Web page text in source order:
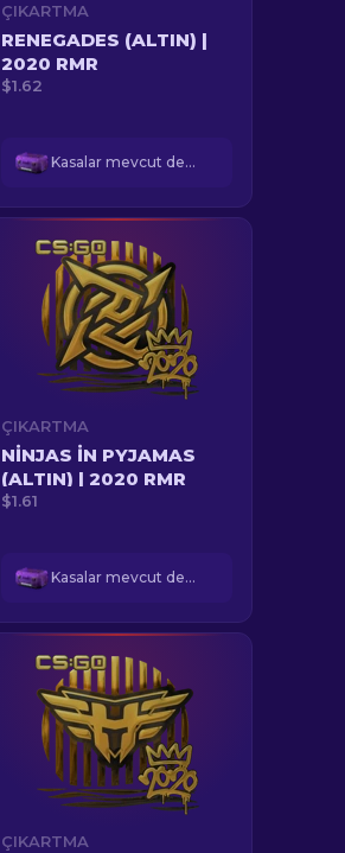
ÇIKARTMA
RENEGADES (ALTIN) |
2020 RMR
$1.62
Kasalar mevcut değil
ÇIKARTMA
NINJAS IN PYJAMAS
(ALTIN) | 2020 RMR
$1.61
Kasalar mevcut değil
ÇIKARTMA